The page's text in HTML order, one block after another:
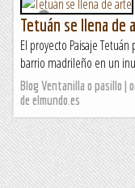
Tetuán se llena de
El proyecto Paisaje
barrio madrileño en un
Blog Ventanilla o pasillo |
de elmundo.es